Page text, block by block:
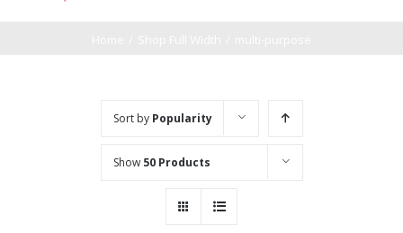
Sort by Popularity
Show 50 Products